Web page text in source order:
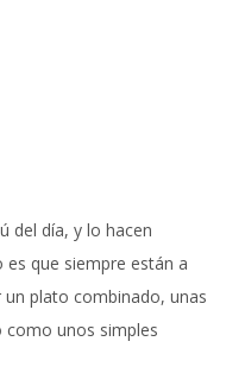
del día, y lo hacen
que siempre están a
plato combinado, unas
como unos simples